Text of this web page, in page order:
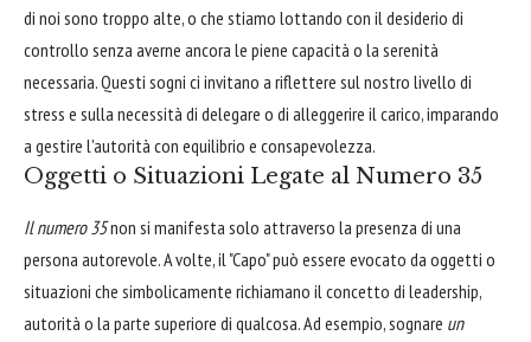
di noi sono troppo alte, o che stiamo lottando con il desiderio di
controllo senza averne ancora le piene capacità o la serenità
necessaria. Questi sogni ci invitano a riflettere sul nostro livello di
stress e sulla necessità di delegare o di alleggerire il carico, imparando
a gestire l'autorità con equilibrio e consapevolezza.
Oggetti o Situazioni Legate al Numero 35
Il numero 35non si manifesta solo attraverso la presenza di una
persona autorevole. A volte, il "Capo" può essere evocato da oggetti o
situazioni che simbolicamente richiamano il concetto di leadership,
autorità o la parte superiore di qualcosa. Ad esempio, sognare un